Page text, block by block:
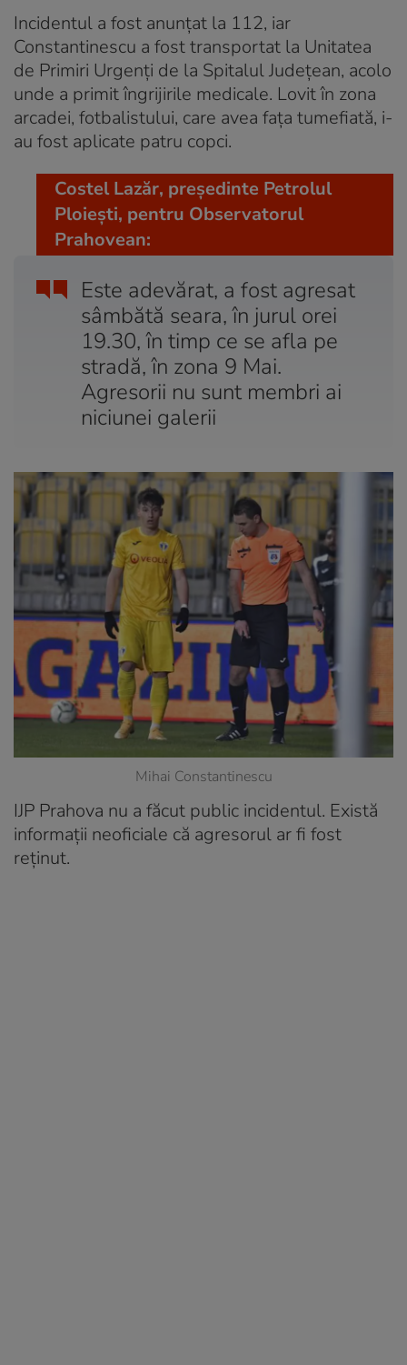
Incidentul a fost anunțat la 112, iar
Constantinescu a fost transportat la Unitatea
de Primiri Urgenți de la Spitalul Județean, acolo
unde a primit îngrijirile medicale. Lovit în zona
arcadei, fotbalistului, care avea fața tumefiată, i-
au fost aplicate patru copci.
Este adevărat, a fost agresat
sâmbătă seara, în jurul orei
19.30, în timp ce se afla pe
stradă, în zona 9 Mai.
Agresorii nu sunt membri ai
niciunei galerii
Costel Lazăr, președinte Petrolul
Ploiești, pentru Observatorul
Prahovean:
Mihai Constantinescu
IJP Prahova nu a făcut public incidentul. Există
informații neoficiale că agresorul ar fi fost
reținut.